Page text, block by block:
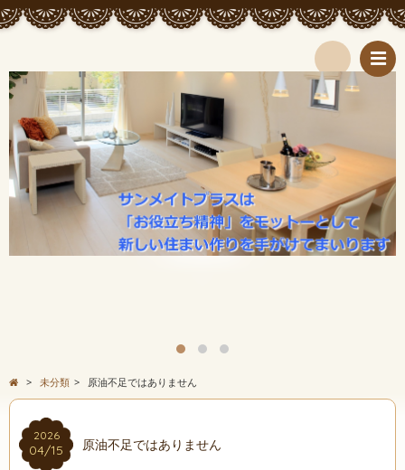
検
> 未分類 > 原油不足ではありません
2026
04/15 原油不足ではありません